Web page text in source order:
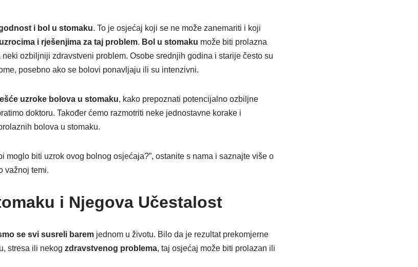
i bol u stomaku. To je osjećaj koji se ne može zanemariti i koji
uzrocima i rješenjima za taj problem. Bol u stomaku može biti prolazna
ozbiljniji zdravstveni problem. Osobe srednjih godina i starije često su
posebno ako se bolovi ponavljaju ili su intenzivni.
uzroke bolova u stomaku, kako prepoznati potencijalno ozbiljne
doktoru. Također ćemo razmotriti neke jednostavne korake i
bolova u stomaku.
moglo biti uzrok ovog bolnog osjećaja?”, ostanite s nama i saznajte više o
važnoj temi.
i Njegova Učestalost
se svi susreli baremjednom u životu. Bilo da je rezultat prekomjerne
stresa ili nekog zdravstvenog problema, taj osjećaj može biti prolazan ili